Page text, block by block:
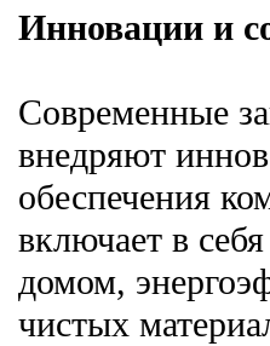
Инновации и
Современные
внедряют
обеспечения
включает в
домом,
чистых